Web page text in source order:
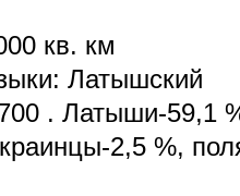
кв. км
Латышский
. Латыши-59,1
2,5 %,